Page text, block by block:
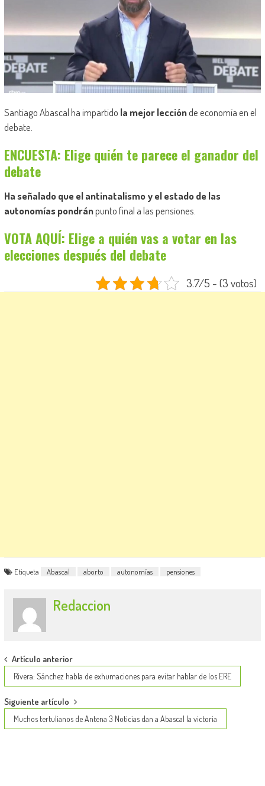
Santiago Abascal ha impartido la mejor lecciónde economía en el
debate.
ENCUESTA: Elige quién te parece el ganador del
debate
Ha señalado que el antinatalismo y el estado de las
autonomías pondránpunto final a las pensiones.
VOTA AQUÍ: Elige a quién vas a votar en las
elecciones después del debate
3.7/5 - (3 votos)
Etiqueta Abascal aborto autonomías pensiones
Redaccion
Post
navigation
Artículo anterior
Rivera: Sánchez habla de exhumaciones para evitar hablar de los ERE
Siguiente artículo
Muchos tertulianos de Antena 3 Noticias dan a Abascal la victoria